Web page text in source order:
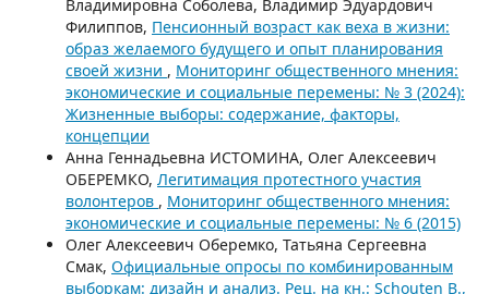
Владимировна Соболева, Владимир Эдуардович
Филиппов, Пенсионный возраст как веха в жизни:
образ желаемого будущего и опыт планирования
своей жизни , Мониторинг общественного мнения:
экономические и социальные перемены: № 3 (2024):
Жизненные выборы: содержание, факторы,
концепции
Анна Геннадьевна ИСТОМИНА, Олег Алексеевич
ОБЕРЕМКО, Легитимация протестного участия
волонтеров , Мониторинг общественного мнения:
экономические и социальные перемены: № 6 (2015)
Олег Алексеевич Оберемко, Татьяна Сергеевна
Смак, Официальные опросы по комбинированным
выборкам: дизайн и анализ. Рец. на кн.: Schouten B.,